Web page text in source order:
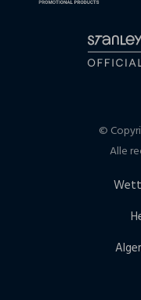
©
Alle